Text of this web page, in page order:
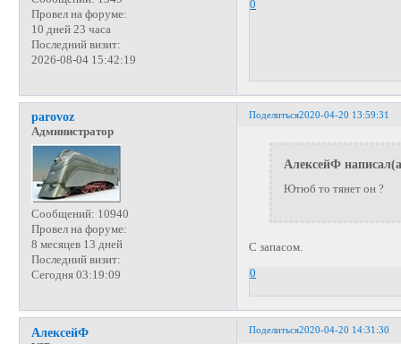
Провел на форуме:
10 дней 23 часа
Последний визит:
2026-08-04 15:42:19
0
Поделиться2020-04-20 13:59:31
parovoz
Администратор
Сообщений: 10940
Провел на форуме:
8 месяцев 13 дней
Последний визит:
Сегодня 03:19:09
АлексейФ
Ютюб то тянет он ?
С запасом.
0
Поделиться2020-04-20 14:31:30
АлексейФ